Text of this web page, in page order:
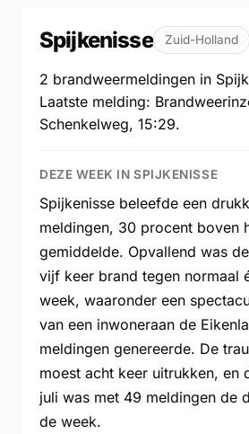
Spijkenisse Zuid-Holland
2 brandweermeldingen in
Laatste melding:
Schenkelweg, 15:29.
DEZE WEEK IN SPIJKENISSE
Spijkenisse beleefde een
meldingen, 30 procent boven
gemiddelde. Opvallend was
vijf keer brand tegen normaal
week, waaronder een
van een inwoneraan de
meldingen genereerde. De
moest acht keer uitrukken, en
juli was met 49 meldingen de
de week.